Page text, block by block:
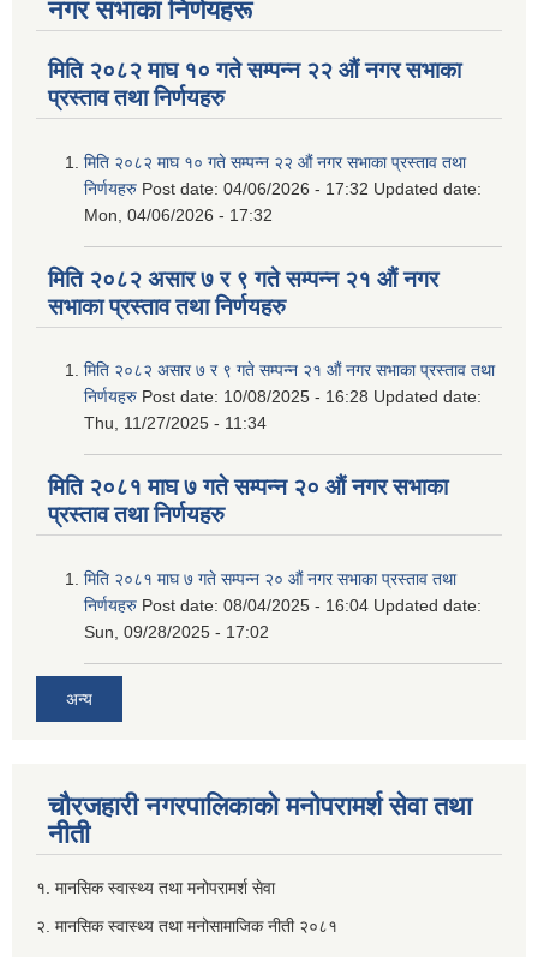
नगर सभाका निर्णयहरू
मिति २०८२ माघ १० गते सम्पन्न २२ औं नगर सभाका
प्रस्ताव तथा निर्णयहरु
मिति २०८२ माघ १० गते सम्पन्न २२ औं नगर सभाका प्रस्ताव तथा
निर्णयहरु Post date: 04/06/2026 - 17:32 Updated date:
Mon, 04/06/2026 - 17:32
मिति २०८२ असार ७ र ९ गते सम्पन्न २१ औं नगर
सभाका प्रस्ताव तथा निर्णयहरु
मिति २०८२ असार ७ र ९ गते सम्पन्न २१ औं नगर सभाका प्रस्ताव तथा
निर्णयहरु Post date: 10/08/2025 - 16:28 Updated date:
Thu, 11/27/2025 - 11:34
मिति २०८१ माघ ७ गते सम्पन्न २० औं नगर सभाका
प्रस्ताव तथा निर्णयहरु
मिति २०८१ माघ ७ गते सम्पन्न २० औं नगर सभाका प्रस्ताव तथा
निर्णयहरु Post date: 08/04/2025 - 16:04 Updated date:
Sun, 09/28/2025 - 17:02
अन्य
चौरजहारी नगरपालिकाको मनोपरामर्श सेवा तथा
नीती
१. मानसिक स्वास्थ्य तथा मनोपरामर्श सेवा
२. मानसिक स्वास्थ्य तथा मनोसामाजिक नीती २०८१